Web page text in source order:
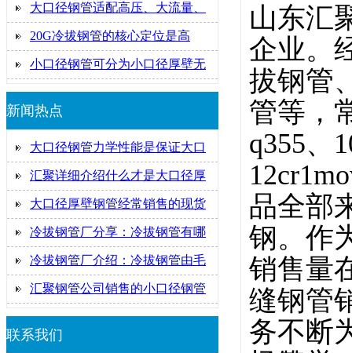
大口径钢管适配高压、大流量、
20G冷拔钢管的核心定位是高
小口径钢管可分为小口径厚壁无
新闻热点
大口径钢管力学性能是保证大口
汇聚详细介绍什么才是大口径厚
大口径厚壁钢管经常销售的现货
冷拔钢管厂分享：冷拔钢管有哪
冷拔钢管厂介绍：冷拔钢管由毛
汇聚钢管公司销售的小口径钢管
联系我们
山东汇
企业。
拔钢管
管等，
q355、
品全部
钢。作
销售量
缝钢管
务不断